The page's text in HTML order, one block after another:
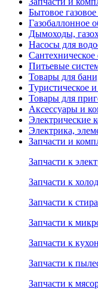
Бытовое
Газобаллонное
Дымоходы,
Насосы для
Питьевые
Товары для
Туристическое
Товары для
Аксессуары и
Электрические
Электрика,
Запчасти и
Запчасти к
Запчасти к
Запчасти к
Запчасти к
Запчасти к
Запчасти к
Запчасти к